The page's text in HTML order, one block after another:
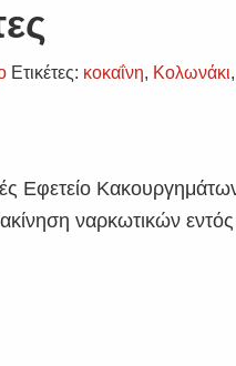
Ετικέτες: κοκαΐνη, Κολωνάκι
Εφετείο
ναρκωτικών